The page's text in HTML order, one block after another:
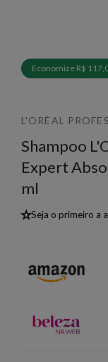
Economize R$
L'ORÉAL
Shampoo
Expert
ml
★Seja o primeiro a